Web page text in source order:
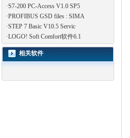
·S7-200 PC-Access V1.0 SP5
·PROFIBUS GSD files : SIMA
·STEP 7 Basic V10.5 Servic
·LOGO! Soft Comfort软件6.1
相关软件